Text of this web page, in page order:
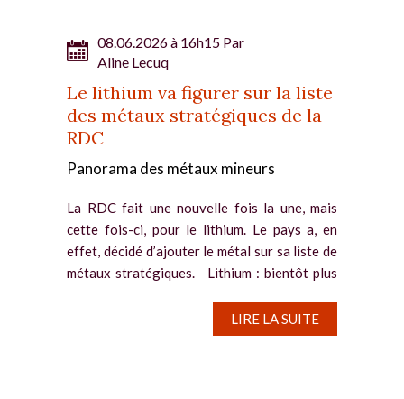
08.06.2026 à 16h15 Par
Aline Lecuq
Le lithium va figurer sur la liste
des métaux stratégiques de la
RDC
Panorama des métaux mineurs
La RDC fait une nouvelle fois la une, mais
cette fois-ci, pour le lithium. Le pays a, en
effet, décidé d’ajouter le métal sur sa liste de
métaux stratégiques. Lithium : bientôt plus
LIRE LA SUITE